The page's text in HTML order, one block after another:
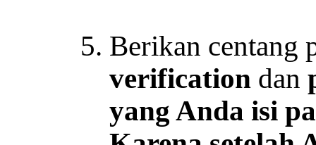
Berikan centang
verification dan
yang Anda isi